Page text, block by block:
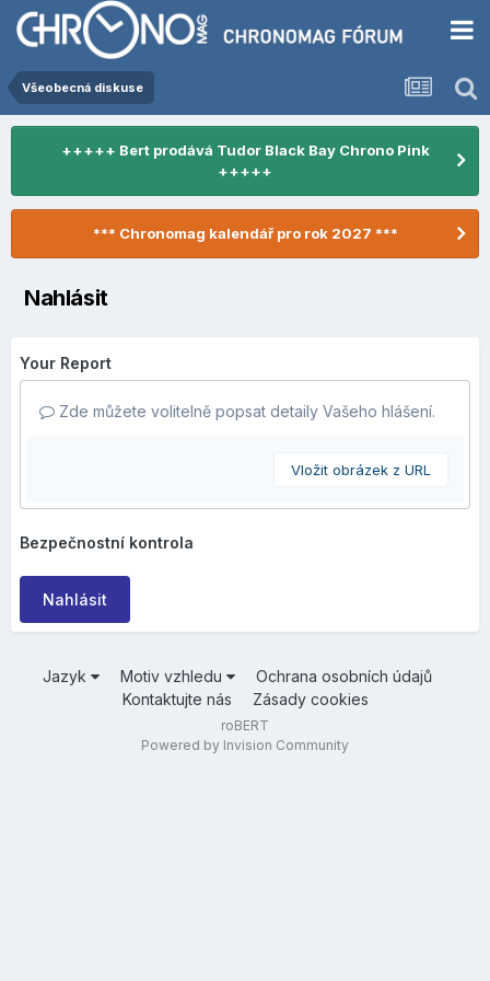
Všeobecná diskuse
+++++ Bert prodává Tudor Black Bay Chrono Pink
+++++
*** Chronomag kalendář pro rok 2027 ***
Nahlásit
Your Report
Zde můžete volitelně popsat detaily Vašeho hlášení.
Vložit obrázek z URL
Bezpečnostní kontrola
Nahlásit
Jazyk Motiv vzhledu
Ochrana osobních údajů
Kontaktujte nás
Zásady cookies
roBERT
Powered by Invision Community